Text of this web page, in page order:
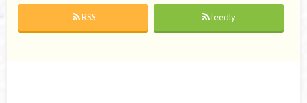
RSS feedly